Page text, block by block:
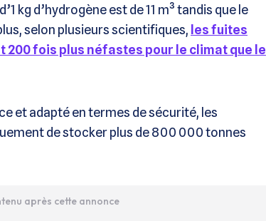
kg d’hydrogène est de 11 m³ tandis que le
selon plusieurs scientifiques, les fuites
fois plus néfastes pour le climat que le
et adapté en termes de sécurité, les
de stocker plus de 800 000 tonnes
après cette annonce